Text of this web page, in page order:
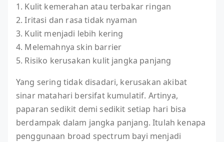
1. Kulit kemerahan atau terbakar ringan
2. Iritasi dan rasa tidak nyaman
3. Kulit menjadi lebih kering
4. Melemahnya skin barrier
5. Risiko kerusakan kulit jangka panjang
Yang sering tidak disadari, kerusakan akibat
sinar matahari bersifat kumulatif. Artinya,
paparan sedikit demi sedikit setiap hari bisa
berdampak dalam jangka panjang. Itulah kenapa
penggunaan broad spectrum bayi menjadi